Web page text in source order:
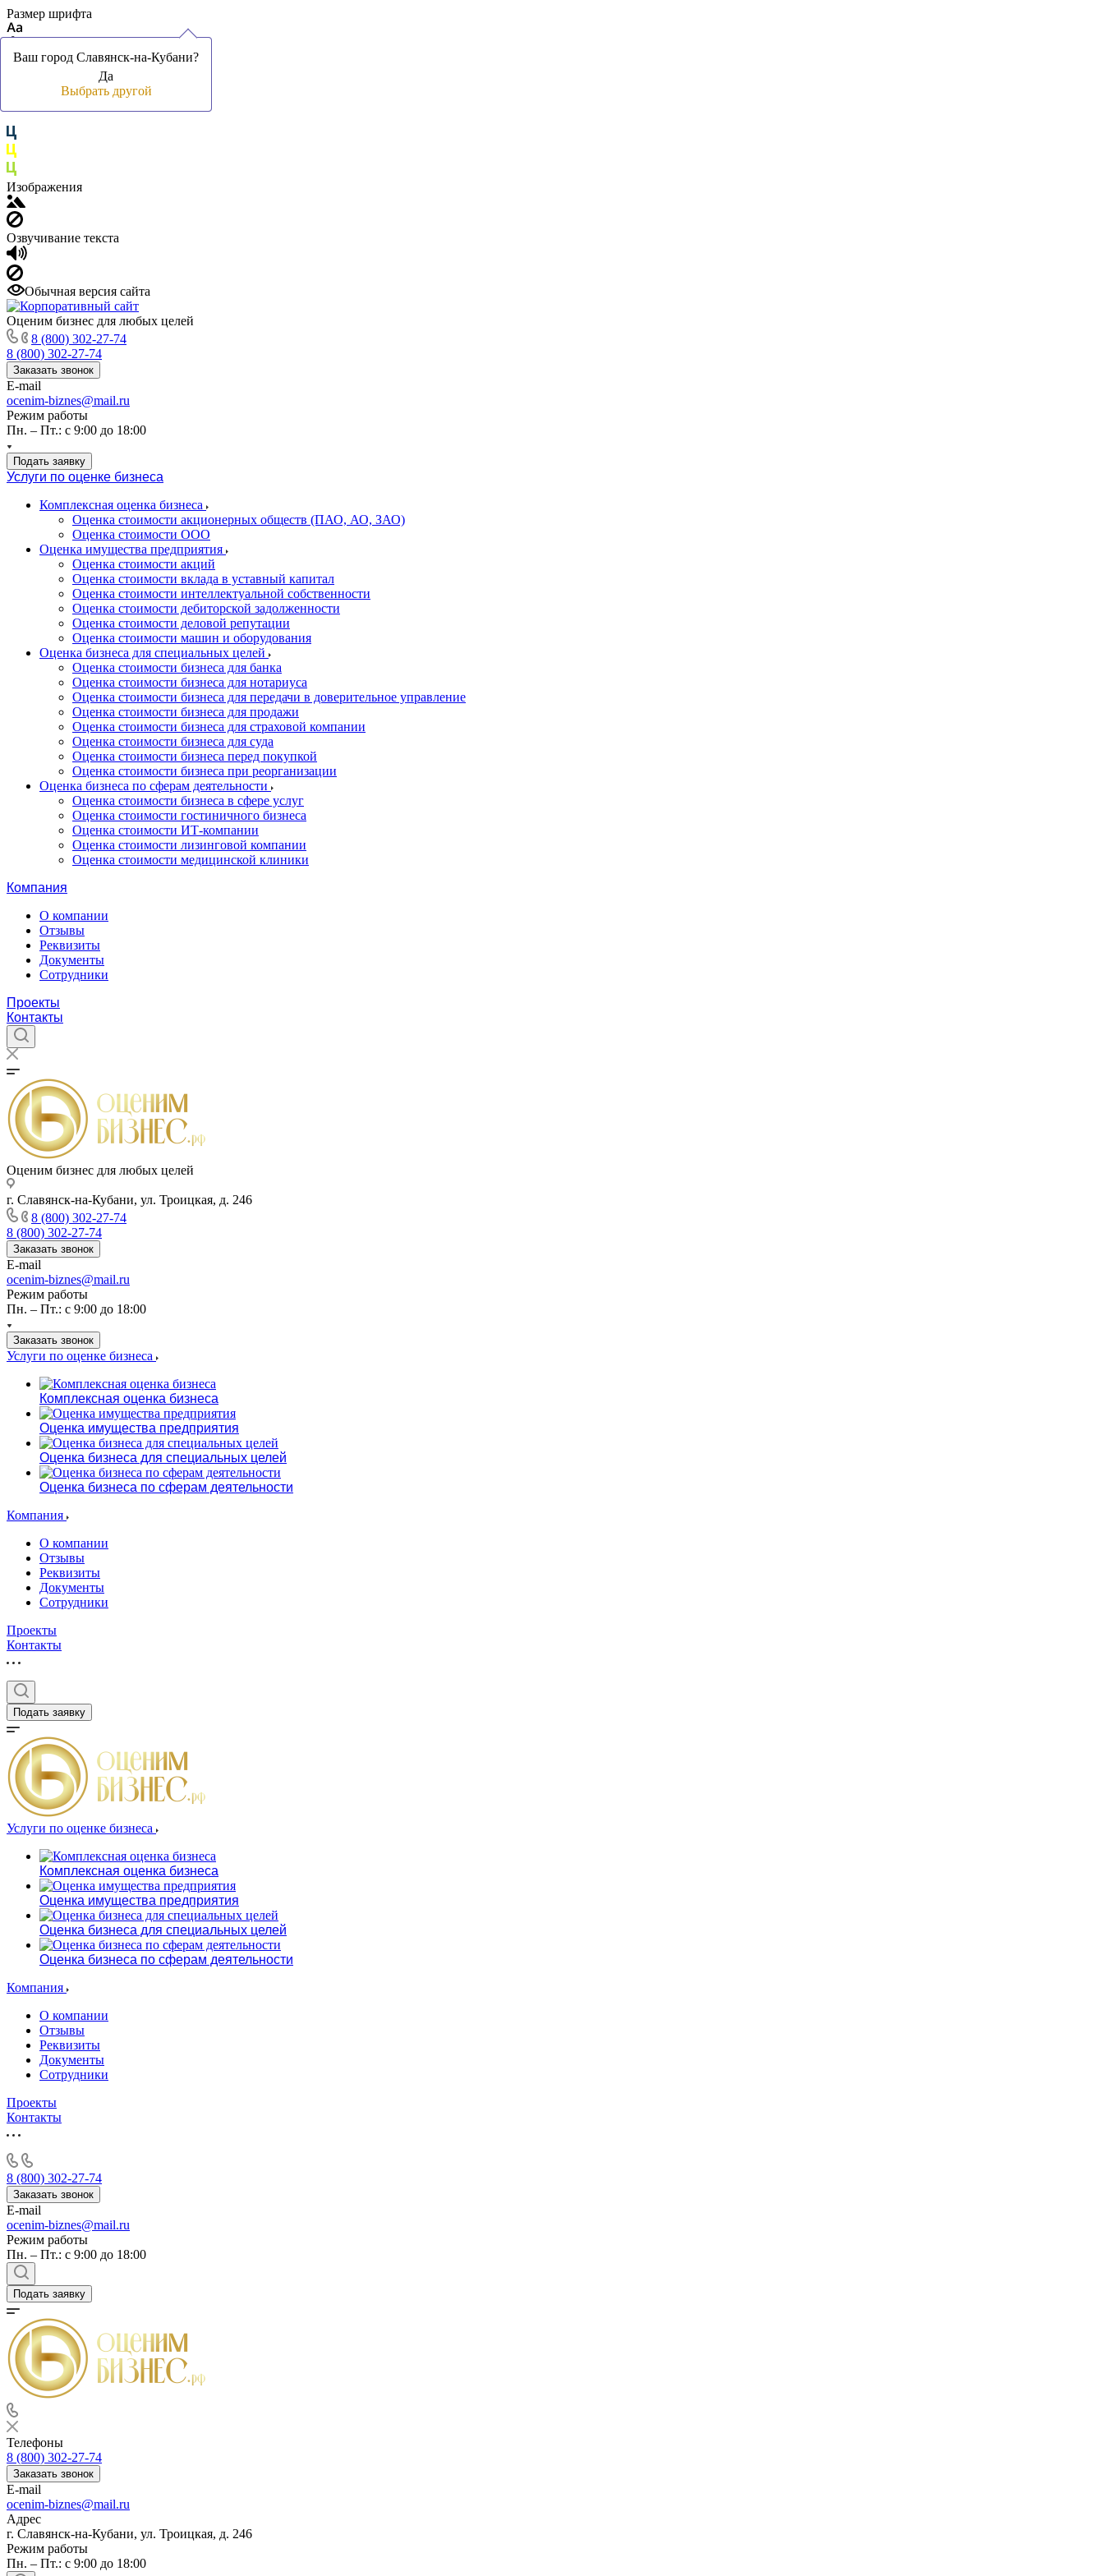
Размер шрифта
Цвет фона и шрифта
Изображения
Озвучивание текста
Обычная версия сайта
Оценим бизнес для любых целей
8 (800) 302-27-74
8 (800) 302-27-74
Заказать звонок
E-mail
ocenim-biznes@mail.ru
Режим работы
Пн. – Пт.: с 9:00 до 18:00
Подать заявку
Услуги по оценке бизнеса
Комплексная оценка бизнеса
Оценка стоимости акционерных обществ (ПАО, АО, ЗАО)
Оценка стоимости ООО
Оценка имущества предприятия
Оценка стоимости акций
Оценка стоимости вклада в уставный капитал
Оценка стоимости интеллектуальной собственности
Оценка стоимости дебиторской задолженности
Оценка стоимости деловой репутации
Оценка стоимости машин и оборудования
Оценка бизнеса для специальных целей
Оценка стоимости бизнеса для банка
Оценка стоимости бизнеса для нотариуса
Оценка стоимости бизнеса для передачи в доверительное управление
Оценка стоимости бизнеса для продажи
Оценка стоимости бизнеса для страховой компании
Оценка стоимости бизнеса для суда
Оценка стоимости бизнеса перед покупкой
Оценка стоимости бизнеса при реорганизации
Оценка бизнеса по сферам деятельности
Оценка стоимости бизнеса в сфере услуг
Оценка стоимости гостиничного бизнеса
Оценка стоимости ИТ-компании
Оценка стоимости лизинговой компании
Оценка стоимости медицинской клиники
Компания
О компании
Отзывы
Реквизиты
Документы
Сотрудники
Проекты
Контакты
Оценим бизнес для любых целей
г. Славянск-на-Кубани, ул. Троицкая, д. 246
Ваш город Славянск-на-Кубани?
Да
Выбрать другой
8 (800) 302-27-74
8 (800) 302-27-74
Заказать звонок
E-mail
ocenim-biznes@mail.ru
Режим работы
Пн. – Пт.: с 9:00 до 18:00
Заказать звонок
Услуги по оценке бизнеса
Комплексная оценка бизнеса
Оценка имущества предприятия
Оценка бизнеса для специальных целей
Оценка бизнеса по сферам деятельности
Компания
О компании
Отзывы
Реквизиты
Документы
Сотрудники
Проекты
Контакты
Подать заявку
Услуги по оценке бизнеса
Комплексная оценка бизнеса
Оценка имущества предприятия
Оценка бизнеса для специальных целей
Оценка бизнеса по сферам деятельности
Компания
О компании
Отзывы
Реквизиты
Документы
Сотрудники
Проекты
Контакты
8 (800) 302-27-74
Заказать звонок
E-mail
ocenim-biznes@mail.ru
Режим работы
Пн. – Пт.: с 9:00 до 18:00
Подать заявку
Телефоны
8 (800) 302-27-74
Заказать звонок
E-mail
ocenim-biznes@mail.ru
Адрес
г. Славянск-на-Кубани, ул. Троицкая, д. 246
Ваш город Славянск-на-Кубани?
Да
Выбрать другой
Режим работы
Пн. – Пт.: с 9:00 до 18:00
Анапа
Ангарск
Анжеро-Судженск
Апатиты
Апрелевка
Бирск